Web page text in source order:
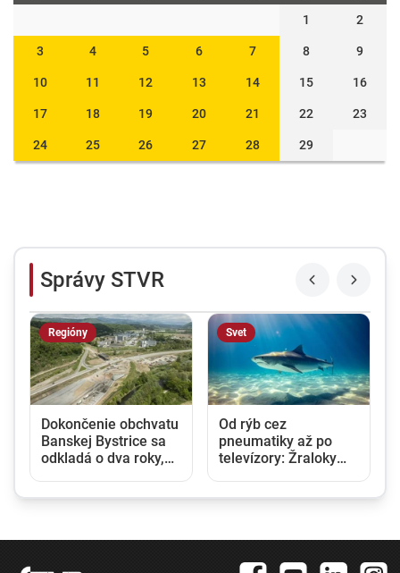
1
2
3 4 5 6 7 8 9
10 11 12 13 14 15 16
17 18 19 20 21 22 23
24 25 26 27 28 29
Správy STVR
Regióny
Dokončenie obchvatu
Banskej Bystrice sa
odkladá o dva roky,
Svet
Od rýb cez
pneumatiky až po
televízory: Žraloky